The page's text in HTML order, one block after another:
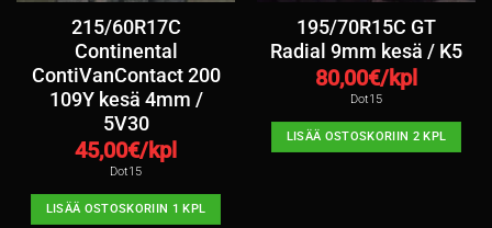
215/60R17C
Continental
ContiVanContact 200
109Y kesä 4mm /
5V30
45,00€/kpl
Dot15
LISÄÄ OSTOSKORIIN 1 KPL
195/70R15C GT
Radial 9mm kesä / K5
80,00€/kpl
Dot15
LISÄÄ OSTOSKORIIN 2 KPL